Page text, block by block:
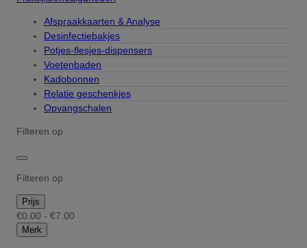
Afspraakkaarten & Analyse
Desinfectiebakjes
Potjes-flesjes-dispensers
Voetenbaden
Kadobonnen
Relatie geschenkjes
Opvangschalen
Filteren op
Filteren op
Prijs
€0.00 - €7.00
Merk